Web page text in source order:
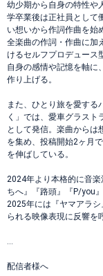
幼少期から自身の特性や
学卒業後は正社員として
い想いから作詞作曲を始
全楽曲の作詞・作曲に加
けるセルフプロデュース
自身の感情や記憶を軸に
作り上げる。
また、ひとり旅を愛する
く」では、愛車グラス
として発信。楽曲からは
を集め、投稿開始2ヶ月
を伸ばしている。
2024年より本格的に音
ちへ』『路頭』『P/you
2025年には『ヤマアラ
られる映像表現に反響を
…
配信者様へ